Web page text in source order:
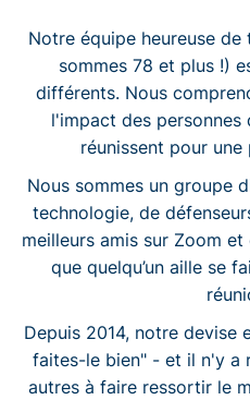
Notre équipe heureuse
sommes 78 et plus !)
différents. Nous
l'impact des personnes
réunissent pour
Nous sommes un groupe
technologie, de
meilleurs amis sur Zoom
que quelqu’un aille se
Depuis 2014, notre devise
faites-le bien" - et il n'y a
autres à faire ressortir le